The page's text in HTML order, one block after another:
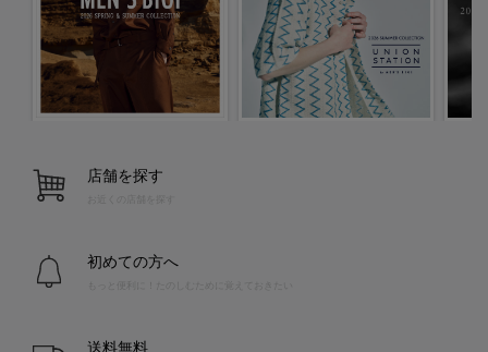
店舗を探す
お近くの店舗を探す
初めての方へ
送料無料